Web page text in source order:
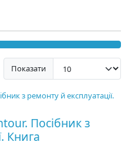
Показати
Посібник з
Книга